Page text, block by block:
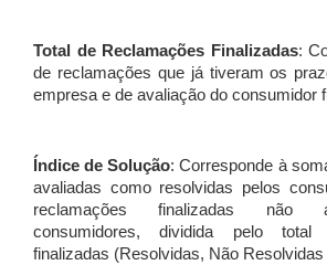
Total de Reclamações Finalizadas:
de reclamações que já tiveram os
empresa e de avaliação do consumidor
Índice de Solução: Corresponde à
avaliadas como resolvidas pelos
reclamações finalizadas não
consumidores, dividida pelo total
finalizadas (Resolvidas, Não